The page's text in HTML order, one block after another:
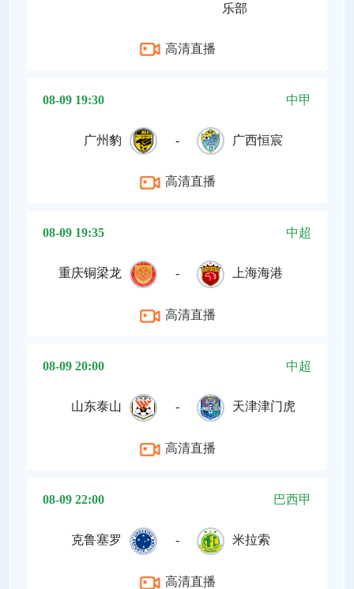
乐部
高清直播
08-09 19:30 中甲
广州豹 - 广西恒宸
高清直播
08-09 19:35 中超
重庆铜梁龙 - 上海海港
高清直播
08-09 20:00 中超
山东泰山 - 天津津门虎
高清直播
08-09 22:00 巴西甲
克鲁塞罗 - 米拉索
高清直播